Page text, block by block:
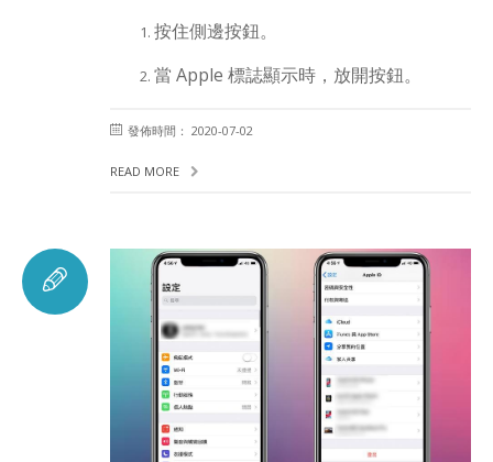
按住側邊按鈕。
當 Apple 標誌顯示時，放開按鈕。
發佈時間： 2020-07-02
READ MORE